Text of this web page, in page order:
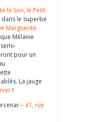
le Son, le Petit
le superbe
Marguerite
Mélanie
pour un
La jauge
!
–41, rue